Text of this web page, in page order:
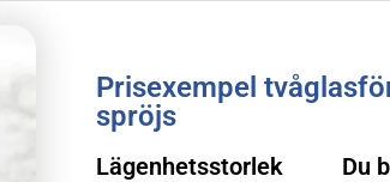
Prisexempel
spröjs
Lägenhetsstorlek Du